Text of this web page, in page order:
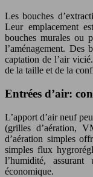
Les bouches
Leur emplacement
bouches murales ou
l’aménagement. Des
captation de l’air
de la taille et de la
Entrées d’air:
L’apport d’air neuf
(grilles d’aération,
d’aération simples
simples flux
l’humidité,
économique.